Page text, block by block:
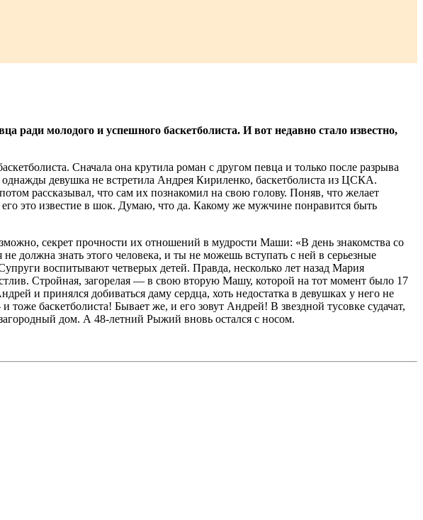
ради молодого и успешного баскетболиста. И вот недавно стало известно,
Сначала она крутила роман с другом певца и только после разрыва
девушка не встретила Андрея Кириленко, баскетболиста из ЦСКА.
рассказывал, что сам их познакомил на свою голову. Поняв, что желает
это известие в шок. Думаю, что да. Какому же мужчине понравится быть
секрет прочности их отношений в мудрости Маши: «В день знакомства со
должна знать этого человека, и ты не можешь вступать с ней в серьезные
воспитывают четверых детей. Правда, несколько лет назад Мария
Стройная, загорелая — в свою вторую Машу, которой на тот момент было 17
и принялся добиваться даму сердца, хоть недостатка в девушках у него не
баскетболиста! Бывает же, и его зовут Андрей! В звездной тусовке судачат,
дом. А 48-летний Рыжий вновь остался с носом.